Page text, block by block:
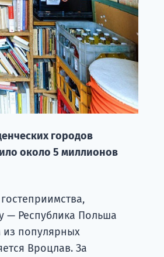
городов
около 5 миллионов
— Республика Польша
из популярных
Вроцлав. За